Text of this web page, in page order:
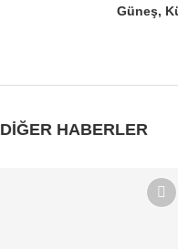
Güneş,
DİĞER HABERLER